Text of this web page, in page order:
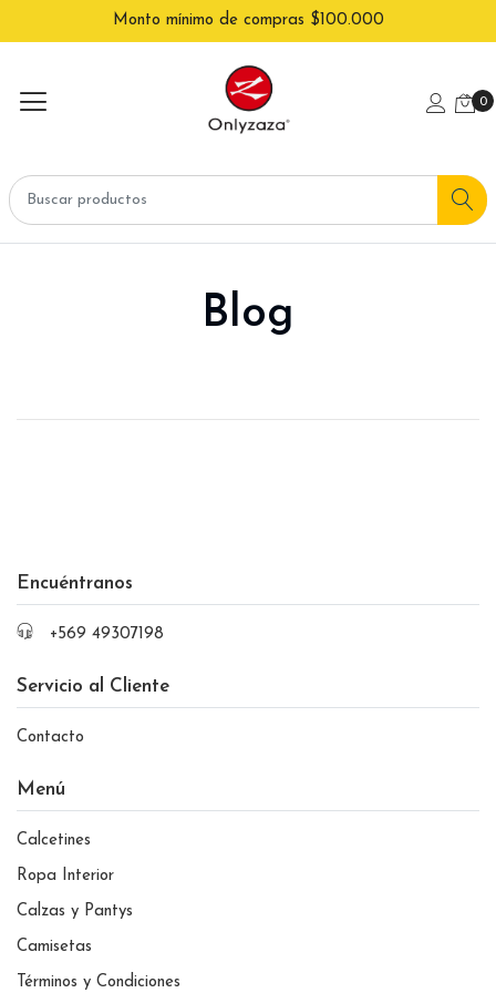
Monto mínimo de compras $100.000
0
Blog
Encuéntranos
+569 49307198
Servicio al Cliente
Contacto
Menú
Calcetines
Ropa Interior
Calzas y Pantys
Camisetas
Términos y Condiciones